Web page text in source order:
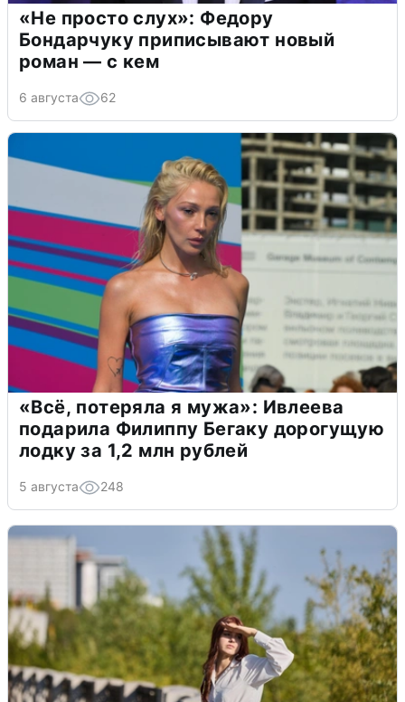
«Не просто слух»: Федору
Бондарчуку приписывают новый
роман — с кем
6 августа 62
«Всё, потеряла я мужа»: Ивлеева
подарила Филиппу Бегаку дорогущую
лодку за 1,2 млн рублей
5 августа 248